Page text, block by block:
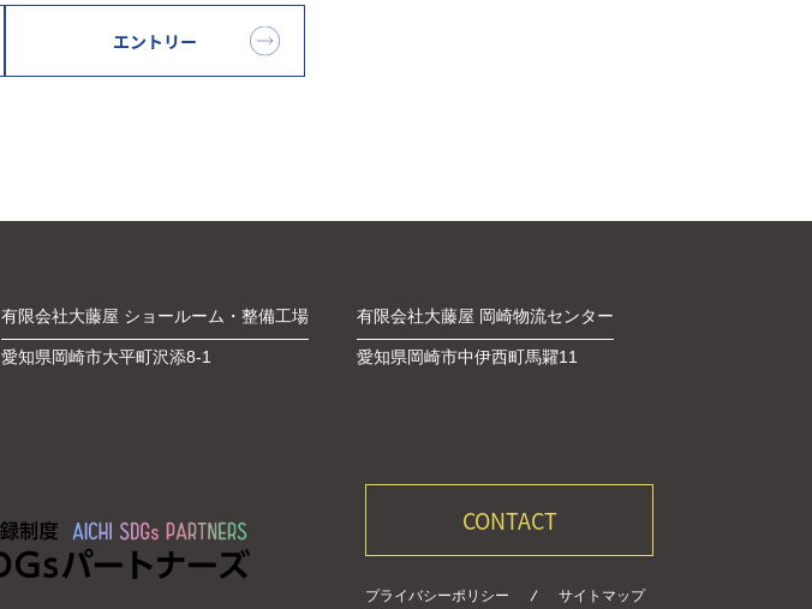
エントリー
有限会社大藤屋 ショールーム・整備工場
愛知県岡崎市大平町沢添8-1
有限会社大藤屋 岡崎物流センター
愛知県岡崎市中伊西町馬糶11
CONTACT
プライバシーポリシー サイトマップ